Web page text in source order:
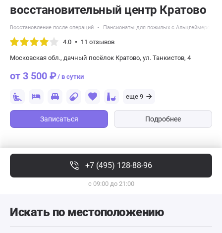
восстановительный центр Кратово
Восстановление после операций Пансионаты для пожилых с Альцгеймером
4.0 11 отзывов
Московская обл., дачный посёлок Кратово, ул. Танкистов, 4
от 3 500 ₽/ в сутки
еще 9
Записаться Подробнее
+7 (495) 128-88-96
с 09:00 до 21:00
Искать по местоположению